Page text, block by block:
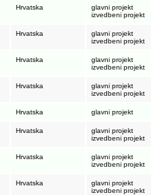
Hrvatska
glavni projekt
izvedbeni projekt
Hrvatska
glavni projekt
izvedbeni projekt
Hrvatska
glavni projekt
izvedbeni projekt
Hrvatska
glavni projekt
izvedbeni projekt
Hrvatska glavni projekt
Hrvatska
glavni projekt
izvedbeni projekt
Hrvatska
glavni projekt
izvedbeni projekt
Hrvatska
glavni projekt
izvedbeni projekt